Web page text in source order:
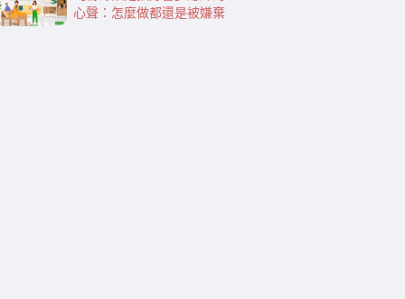
心聲：怎麼做都還是被嫌棄